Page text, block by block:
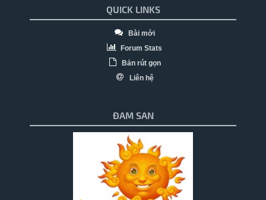
QUICK LINKS
Bài mới
Forum Stats
Bản rút gọn
Liên hệ
ĐAM SAN